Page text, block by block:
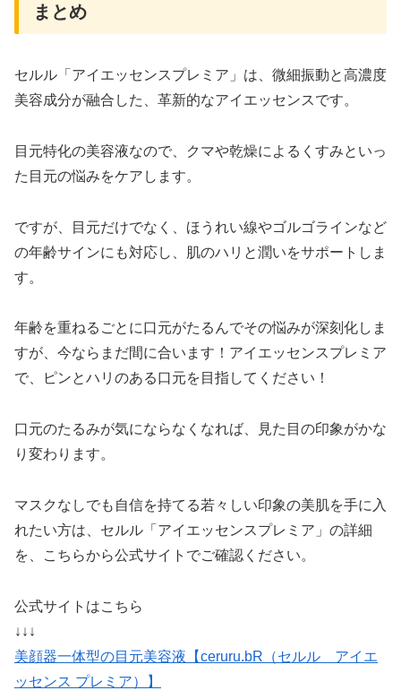
まとめ
セルル「アイエッセンスプレミア」は、微細振動と高濃度
美容成分が融合した、革新的なアイエッセンスです。
目元特化の美容液なので、クマや乾燥によるくすみといっ
た目元の悩みをケアします。
ですが、目元だけでなく、ほうれい線やゴルゴラインなど
の年齢サインにも対応し、肌のハリと潤いをサポートしま
す。
年齢を重ねるごとに口元がたるんでその悩みが深刻化しま
すが、今ならまだ間に合います！アイエッセンスプレミア
で、ピンとハリのある口元を目指してください！
口元のたるみが気にならなくなれば、見た目の印象がかな
り変わります。
マスクなしでも自信を持てる若々しい印象の美肌を手に入
れたい方は、セルル「アイエッセンスプレミア」の詳細
を、こちらから公式サイトでご確認ください。
公式サイトはこちら
↓↓↓
美顔器一体型の目元美容液【ceruru.bR（セルル アイエ
ッセンス プレミア）】